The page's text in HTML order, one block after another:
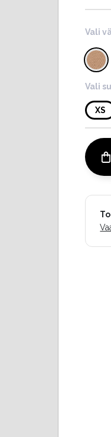
Vali
Vali
XS